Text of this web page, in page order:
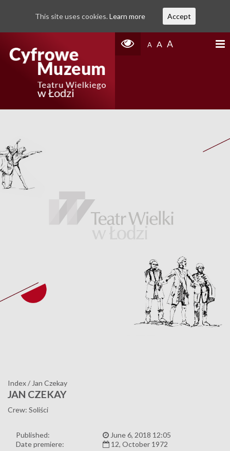
A A A
Index/ Jan Czekay
JAN CZEKAY
Crew: Soliści
Published:
June 6, 2018 12:05
Date premiere:
12, October 1972
This site uses cookies. Learn more Accept